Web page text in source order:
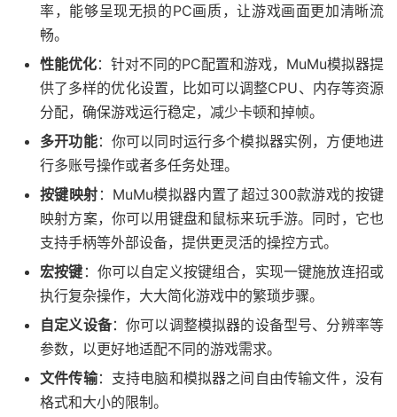
率，能够呈现无损的PC画质，让游戏画面更加清晰流
畅。
性能优化：针对不同的PC配置和游戏，MuMu模拟器提
供了多样的优化设置，比如可以调整CPU、内存等资源
分配，确保游戏运行稳定，减少卡顿和掉帧。
多开功能：你可以同时运行多个模拟器实例，方便地进
行多账号操作或者多任务处理。
按键映射 ：MuMu模拟器内置了超过300款游戏的按键
映射方案，你可以用键盘和鼠标来玩手游。同时，它也
支持手柄等外部设备，提供更灵活的操控方式。
宏按键 ：你可以自定义按键组合，实现一键施放连招或
执行复杂操作，大大简化游戏中的繁琐步骤。
自定义设备：你可以调整模拟器的设备型号、分辨率等
参数，以更好地适配不同的游戏需求。
文件传输：支持电脑和模拟器之间自由传输文件，没有
格式和大小的限制。